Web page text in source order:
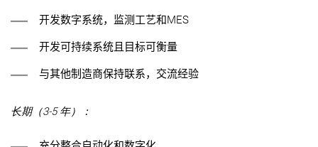
开发数字系统，监测工艺和MES
开发可持续系统且目标可衡量
与其他制造商保持联系，交流经验
长期（3-5 年）：